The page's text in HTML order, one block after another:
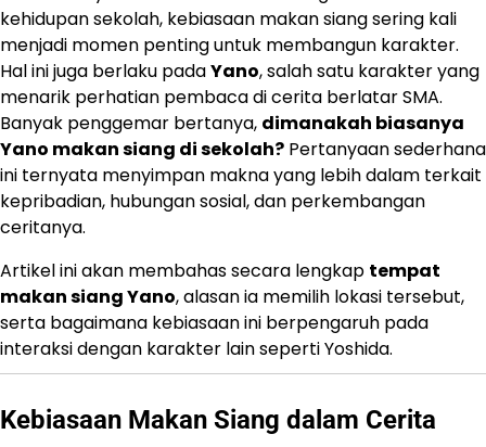
kehidupan sekolah, kebiasaan makan siang sering kali
menjadi momen penting untuk membangun karakter.
Hal ini juga berlaku padaYano, salah satu karakter yang
menarik perhatian pembaca di cerita berlatar SMA.
Banyak penggemar bertanya, dimanakah biasanya
Yano makan siang di sekolah? Pertanyaan sederhana
ini ternyata menyimpan makna yang lebih dalam terkait
kepribadian, hubungan sosial, dan perkembangan
ceritanya.
Artikel ini akan membahas secara lengkap tempat
makan siang Yano, alasan ia memilih lokasi tersebut,
serta bagaimana kebiasaan ini berpengaruh pada
interaksi dengan karakter lain seperti Yoshida.
Kebiasaan Makan Siang dalam Cerita